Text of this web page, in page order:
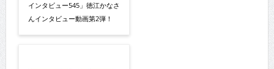
インタビュー545」徳江かなさ
んインタビュー動画第2弾！